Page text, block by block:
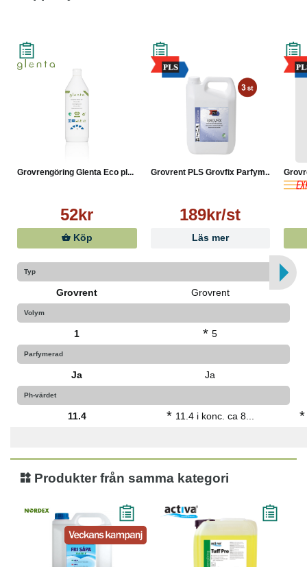
Grovrengöring Glenta Eco pl...
52kr
Köp
Grovrent PLS Grovfix Parfym...
189kr/st
Läs mer
Typ
Grovrent Grovrent
Volym
1 * 5
Parfymerad
Ja Ja
Ph-värdet
11.4 * 11.4 i konc. ca 8... *
Produkter från samma kategori